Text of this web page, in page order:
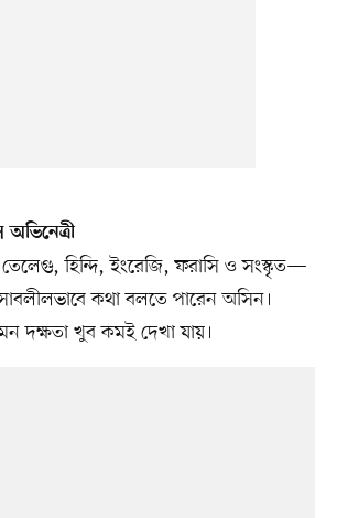
হিন্দি, ইংরেজি, ফরাসি ও সংস্কৃত—
কথা বলতে পারেন অসিন।
দক্ষতা খুব কমই দেখা যায়।